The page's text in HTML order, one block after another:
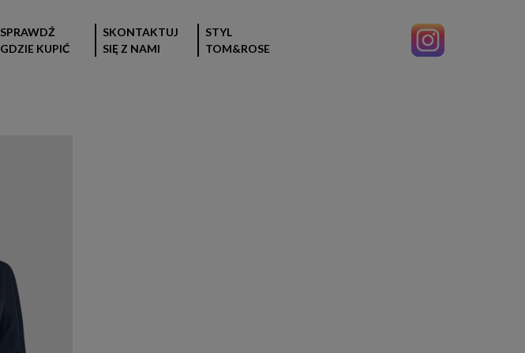
SPRAWDŹ
GDZIE KUPIĆ
SKONTAKTUJ
SIĘ Z NAMI
STYL
TOM&ROSE